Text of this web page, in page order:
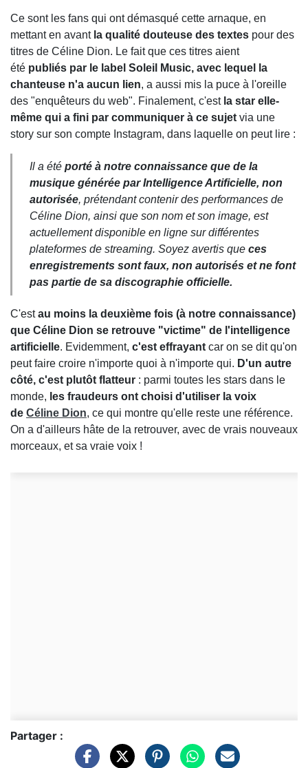
Ce sont les fans qui ont démasqué cette arnaque, en
mettant en avant la qualité douteuse des textes pour des
titres de Céline Dion. Le fait que ces titres aient
été publiés par le label Soleil Music, avec lequel la
chanteuse n'a aucun lien, a aussi mis la puce à l'oreille
des "enquêteurs du web". Finalement, c'est la star elle-
même qui a fini par communiquer à ce sujet via une
story sur son compte Instagram, dans laquelle on peut lire :
Il a été porté à notre connaissance que de la
musique générée par Intelligence Artificielle, non
autorisée, prétendant contenir des performances de
Céline Dion, ainsi que son nom et son image, est
actuellement disponible en ligne sur différentes
plateformes de streaming. Soyez avertis que ces
enregistrements sont faux, non autorisés et ne font
pas partie de sa discographie officielle.
C'estau moins la deuxième fois (à notre connaissance)
que Céline Dion se retrouve "victime" de l'intelligence
artificielle. Evidemment, c'est effrayant car on se dit qu'on
peut faire croire n'importe quoi à n'importe qui. D'un autre
côté, c'est plutôt flatteur : parmi toutes les stars dans le
monde, les fraudeurs ont choisi d'utiliser la voix
de Céline Dion, ce qui montre qu'elle reste une référence.
On a d'ailleurs hâte de la retrouver, avec de vrais nouveaux
morceaux, et sa vraie voix !
Partager :